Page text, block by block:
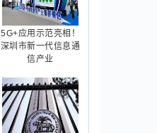
5G+应用示范亮相！
深圳市新一代信息通
信产业